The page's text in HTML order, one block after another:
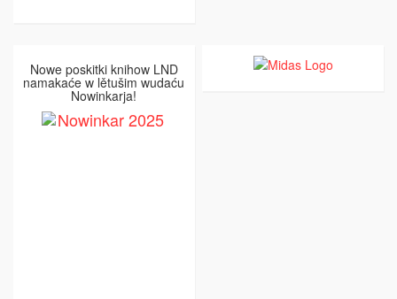
Nowe poskitki knihow LND
namakaće w lětušim wudaću
Nowinkarja!